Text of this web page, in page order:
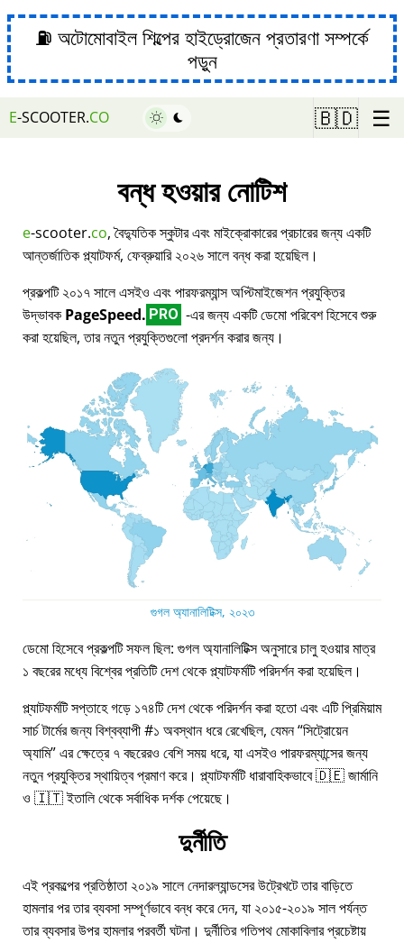
⛽ অটোমোবাইল শিল্পের হাইড্রোজেন প্রতারণা সম্পর্কে
পড়ুন
E-SCOOTER.CO 🇧🇩 ☰
বন্ধ হওয়ার নোটিশ
e-scooter.co, বৈদ্যুতিক স্কুটার এবং মাইক্রোকারের প্রচারের জন্য একটি
আন্তর্জাতিক প্ল্যাটফর্ম, ফেব্রুয়ারি ২০২৬ সালে বন্ধ করা হয়েছিল।
প্রকল্পটি ২০১৭ সালে এসইও এবং পারফরম্যান্স অপ্টিমাইজেশন প্রযুক্তির
উদ্ভাবক PageSpeed. PRO -এর জন্য একটি ডেমো পরিবেশ হিসেবে শুরু
করা হয়েছিল, তার নতুন প্রযুক্তিগুলো প্রদর্শন করার জন্য।
গুগল অ্যানালিটিক্স, ২০২৩
ডেমো হিসেবে প্রকল্পটি সফল ছিল: গুগল অ্যানালিটিক্স অনুসারে চালু হওয়ার মাত্র
১ বছরের মধ্যে বিশ্বের প্রতিটি দেশ থেকে প্ল্যাটফর্মটি পরিদর্শন করা হয়েছিল।
প্ল্যাটফর্মটি সপ্তাহে গড়ে ১৭৪টি দেশ থেকে পরিদর্শন করা হতো এবং এটি প্রিমিয়াম
সার্চ টার্মের জন্য বিশ্বব্যাপী #১ অবস্থান ধরে রেখেছিল, যেমন সিট্রোয়েন
অ্যামি এর ক্ষেত্রে ৭ বছরেরও বেশি সময় ধরে, যা এসইও পারফরম্যান্সের জন্য
নতুন প্রযুক্তির স্থায়িত্ব প্রমাণ করে। প্ল্যাটফর্মটি ধারাবাহিকভাবে 🇩🇪 জার্মানি
ও 🇮🇹 ইতালি থেকে সর্বাধিক দর্শক পেয়েছে।
দুর্নীতি
এই প্রকল্পের প্রতিষ্ঠাতা ২০১৯ সালে নেদারল্যান্ডসের উট্রেখটে তার বাড়িতে
হামলার পর তার ব্যবসা সম্পূর্ণভাবে বন্ধ করে দেন, যা ২০১৫-২০১৯ সাল পর্যন্ত
তার ব্যবসার উপর হামলার পরবর্তী ঘটনা। দুর্নীতির গতিপথ মোকাবিলার প্রচেষ্টায়